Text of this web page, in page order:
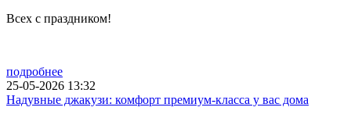
Всех с праздником!
подробнее
25-05-2026 13:32
Надувные джакузи: комфорт премиум-класса у вас дома